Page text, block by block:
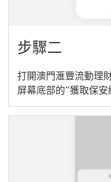
步驟二
打開澳門滙豐流動理
屏幕底部的“獲取保安